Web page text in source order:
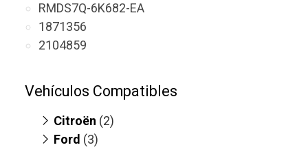
RMDS7Q-6K682-EA
1871356
2104859
Vehículos Compatibles
Citroën (2)
C4 2.0 HDI
Ford (3)